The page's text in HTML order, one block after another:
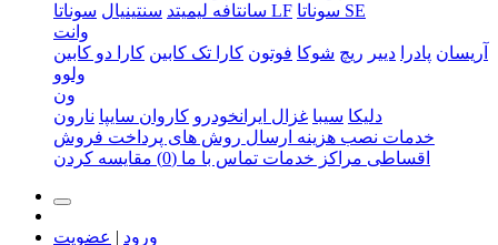
سانتافه لیمیتد سنتینیال سوناتا LF
سوناتا SE
وانت
آریسان پادرا دییر ریچ شوکا فوتون کارا تک کابین کارا دو کابین
ولوو
ون
دلیکا سیبا غزال ایرانخودرو کاروان سایپا نارون
خدمات نصب هزینه ارسال روش های پرداخت فروش
اقساطی مراکز خدمات تماس با ما (0) مقایسه کردن
ورود | عضویت